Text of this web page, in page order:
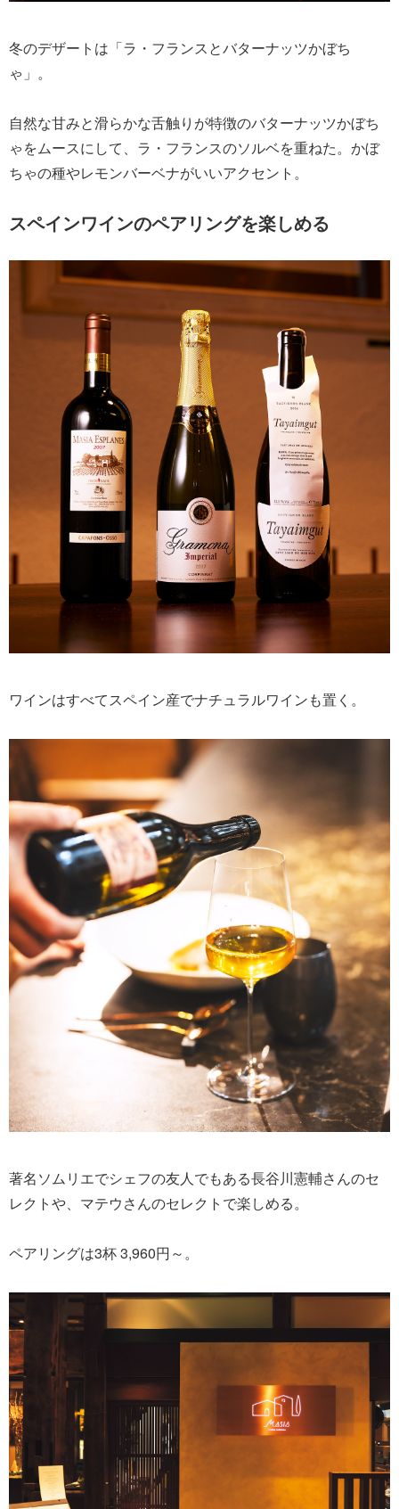
冬のデザートは「ラ・フランスとバターナッツかぼち
ゃ」。
自然な甘みと滑らかな舌触りが特徴のバターナッツかぼち
ゃをムースにして、ラ・フランスのソルベを重ねた。かぼ
ちゃの種やレモンバーベナがいいアクセント。
スペインワインのペアリングを楽しめる
ワインはすべてスペイン産でナチュラルワインも置く。
著名ソムリエでシェフの友人でもある長谷川憲輔さんのセ
レクトや、マテウさんのセレクトで楽しめる。
ペアリングは3杯 3,960円～。